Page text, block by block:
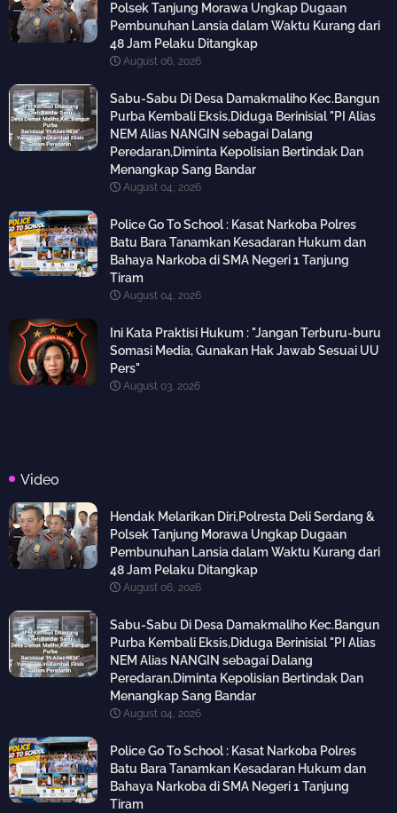
Polsek Tanjung Morawa Ungkap Dugaan
Pembunuhan Lansia dalam Waktu Kurang dari
48 Jam Pelaku Ditangkap
August 06, 2026
Sabu-Sabu Di Desa Damakmaliho Kec.Bangun
Purba Kembali Eksis,Diduga Berinisial "PI Alias
NEM Alias NANGIN sebagai Dalang
Peredaran,Diminta Kepolisian Bertindak Dan
Menangkap Sang Bandar
August 04, 2026
Police Go To School : Kasat Narkoba Polres
Batu Bara Tanamkan Kesadaran Hukum dan
Bahaya Narkoba di SMA Negeri 1 Tanjung
Tiram
August 04, 2026
Ini Kata Praktisi Hukum : "Jangan Terburu-buru
Somasi Media, Gunakan Hak Jawab Sesuai UU
Pers"
August 03, 2026
Video
Hendak Melarikan Diri,Polresta Deli Serdang &
Polsek Tanjung Morawa Ungkap Dugaan
Pembunuhan Lansia dalam Waktu Kurang dari
48 Jam Pelaku Ditangkap
August 06, 2026
Sabu-Sabu Di Desa Damakmaliho Kec.Bangun
Purba Kembali Eksis,Diduga Berinisial "PI Alias
NEM Alias NANGIN sebagai Dalang
Peredaran,Diminta Kepolisian Bertindak Dan
Menangkap Sang Bandar
August 04, 2026
Police Go To School : Kasat Narkoba Polres
Batu Bara Tanamkan Kesadaran Hukum dan
Bahaya Narkoba di SMA Negeri 1 Tanjung
Tiram